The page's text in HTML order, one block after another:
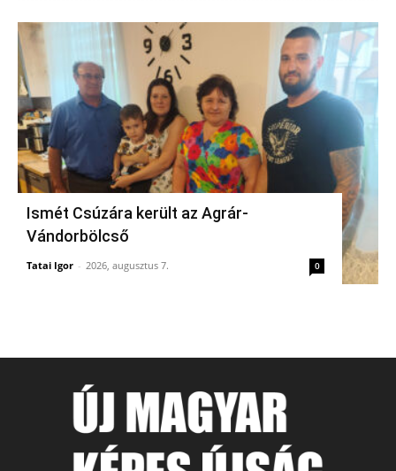
Ismét Csúzára került az Agrár-
Vándorbölcső
Tatai Igor - 2026, augusztus 7. 0